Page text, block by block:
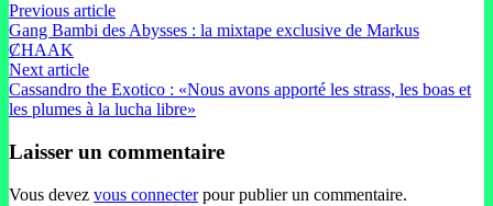
Previous article
Gang Bambi des Abysses : la mixtape exclusive de Markus
ȻHAAK
Next article
Cassandro the Exotico : «Nous avons apporté les strass, les boas et
les plumes à la lucha libre»
Laisser un commentaire
Vous devez vous connecterpour publier un commentaire.